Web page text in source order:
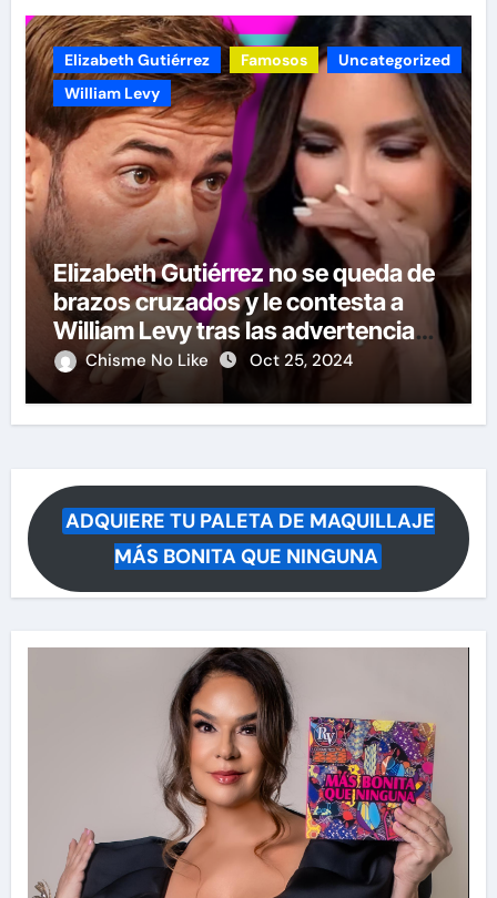
Elizabeth Gutiérrez Famosos
Uncategorized
William Levy
Elizabeth Gutiérrez no se queda de
brazos cruzados y le contesta a
William Levy tras las advertencias
de demandas
Chisme No Like Oct 25, 2024
ADQUIERE TU PALETA DE MAQUILLAJE
MÁS BONITA QUE NINGUNA